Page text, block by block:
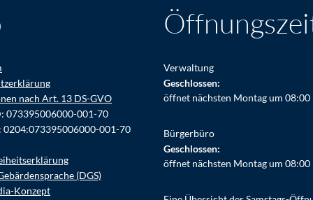
nach Art. 13 DS-GVO
073395006000-001-70
0204:073395006000-001-70
(DGS)
Konzept
Verwaltung
Klicken, um weitere Öffnungs-
Geschlossen:
öffnet nächsten Montag um 08:00
Bürgerbüro
Klicken, um weitere Öffnungs-
Geschlossen:
öffnet nächsten Montag um 08:00